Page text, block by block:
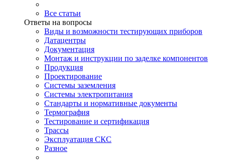
Все статьи
Ответы на вопросы
Виды и возможности тестирующих приборов
Датацентры
Документация
Монтаж и инструкции по заделке компонентов
Продукция
Проектирование
Системы заземления
Системы электропитания
Стандарты и нормативные документы
Термография
Тестирование и сертификация
Трассы
Эксплуатация СКС
Разное